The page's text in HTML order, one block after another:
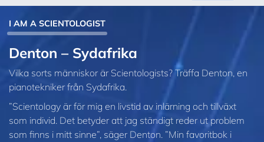
I AM A SCIENTOLOGIST
Denton – Sydafrika
Vilka sorts människor är Scientologists? Träffa Denton, en
pianotekniker från Sydafrika.
”Scientology är för mig en livstid av inlärning och tillväxt
som individ. Det betyder att jag ständigt reder ut problem
som finns i mitt sinne”, säger Denton. ”Min favoritbok i